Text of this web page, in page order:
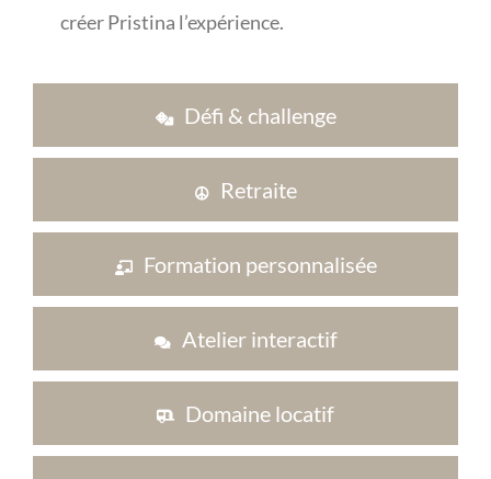
créer Pristina l’expérience.
Défi & challenge
Retraite
Formation personnalisée
Atelier interactif
Domaine locatif